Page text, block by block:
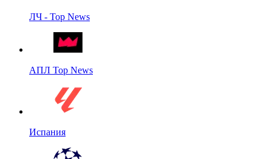
ЛЧ - Top News
АПЛ Top News
Испания